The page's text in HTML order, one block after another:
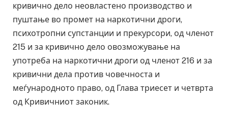
кривично дело неовластено производство и
пуштање во промет на наркотични дроги,
психотропни супстанции и прекурсори, од членoт
215 и за кривично дело овозможување на
употреба на наркотични дроги од членoт 216 и за
кривични дела против човечноста и
меѓународното право, од Глава триесет и четврта
од Кривичниот законик.